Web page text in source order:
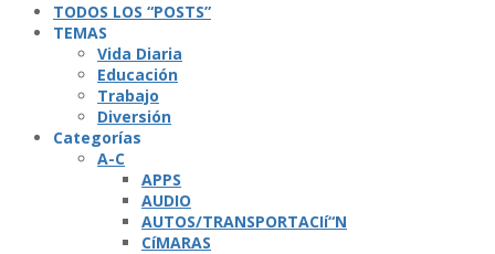
TODOS LOS “POSTS”
TEMAS
Vida Diaria
Educación
Trabajo
Diversión
Categorí­as
A-C
APPS
AUDIO
AUTOS/TRANSPORTACIí“N
CíMARAS